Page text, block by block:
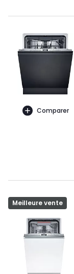
Comparer
Meilleure vente